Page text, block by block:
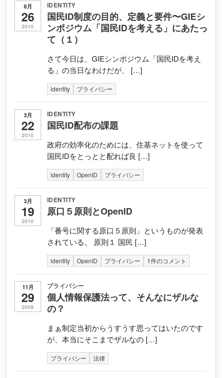
8月
26
2010
IDENTITY
国民ID制度の目的、定義と要件〜GIEシ
ンポジウム「国民IDを考える」にあたっ
て（１）
さて今日は、GIEシンポジウム「国民IDを考え
る」の当日なわけだが、 […]
identity プライバシー
3月
22
2010
IDENTITY
国民ID配布の課題
政府の効率化のためには、住基ネットを使って
国民IDをとっとと配れば良 […]
identity OpenID プライバシー
3月
19
2010
IDENTITY
原口５原則とOpenID
「番号に関する原口５原則」というものが発表
されている。 原則１ 国民 […]
identity OpenID プライバシー 1件のコメント
11月
29
2009
プライバシー
個人情報保護法って、そんなにザルな
の？
まぁ制定当初からうすうす思ってはいたのです
が、本当にそこまでザルなの […]
プライバシー 法律